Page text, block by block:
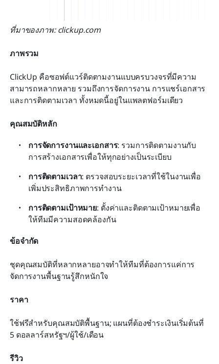
ที่มาของภาพ: clickup.com
ภาพรวม
ClickUp คือซอฟต์แวร์ติดตามงานแบบครบวงจรที่มีความ
สามารถหลากหลาย รวมถึงการจัดการงาน การแชร์เอกสาร
และการติดตามเวลา ทั้งหมดนี้อยู่ในแพลตฟอร์มเดียว
คุณสมบัติหลัก
การจัดการงานและเอกสาร: รวมการติดตามงานกับ
การสร้างเอกสารเพื่อให้ทุกอย่างเป็นระเบียบ
การติดตามเวลา: ตรวจสอบระยะเวลาที่ใช้ในงานเพื่อ
เพิ่มประสิทธิภาพการทำงาน
การติดตามเป้าหมาย: ตั้งค่าและติดตามเป้าหมายเพื่อ
ให้ทีมมีความสอดคล้องกัน
ข้อจำกัด
ชุดคุณสมบัติที่หลากหลายอาจทำให้ทีมที่ต้องการแค่การ
จัดการงานพื้นฐานรู้สึกหนักใจ
ราคา
ใช้ฟรีสำหรับคุณสมบัติพื้นฐาน; แผนที่ต้องชำระเงินเริ่มต้นที่
5 ดอลลาร์สหรัฐฯ/ผู้ใช้/เดือน
รีวิว